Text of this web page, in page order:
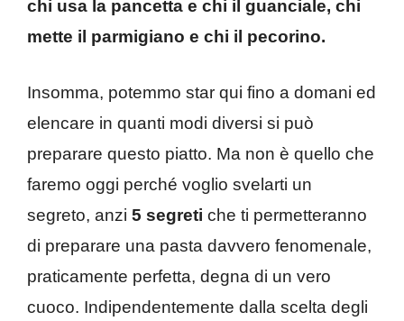
chi usa la pancetta e chi il guanciale, chi
mette il parmigiano e chi il pecorino.
Insomma, potemmo star qui fino a domani ed
elencare in quanti modi diversi si può
preparare questo piatto. Ma non è quello che
faremo oggi perché voglio svelarti un
segreto, anzi 5 segreti che ti permetteranno
di preparare una pasta davvero fenomenale,
praticamente perfetta, degna di un vero
cuoco. Indipendentemente dalla scelta degli